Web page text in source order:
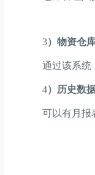
3）物资仓
通过该系统，
4）历史数
可以有月报表